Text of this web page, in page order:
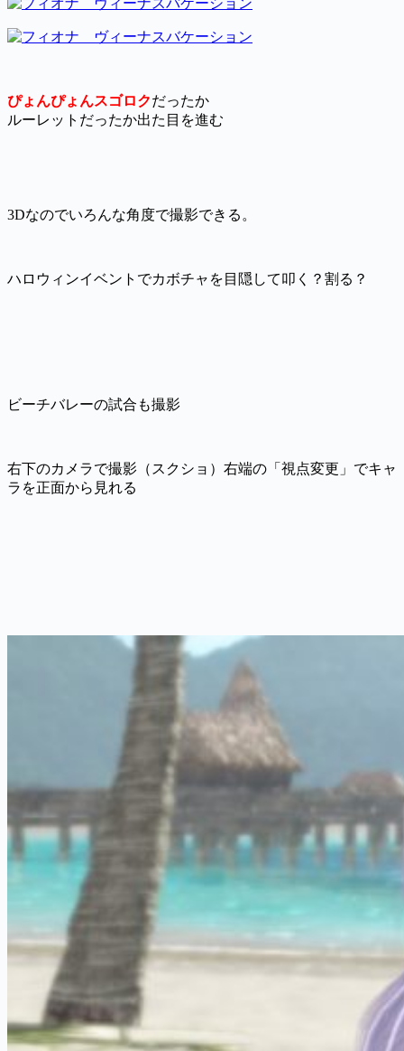
ぴょんぴょんスゴロクだったか
ルーレットだったか出た目を進む
3Dなのでいろんな角度で撮影できる。
ハロウィンイベントでカボチャを目隠して叩く？割る？
ビーチバレーの試合も撮影
右下のカメラで撮影（スクショ）右端の「視点変更」でキャ
ラを正面から見れる